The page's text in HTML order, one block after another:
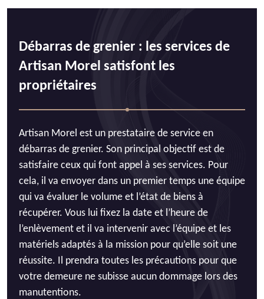
Débarras de grenier : les services de
Artisan Morel satisfont les
propriétaires
Artisan Morel est un prestataire de service en
débarras de grenier. Son principal objectif est de
satisfaire ceux qui font appel à ses services. Pour
cela, il va envoyer dans un premier temps une équipe
qui va évaluer le volume et l’état de biens à
récupérer. Vous lui fixez la date et l’heure de
l’enlèvement et il va intervenir avec l’équipe et les
matériels adaptés à la mission pour qu’elle soit une
réussite. Il prendra toutes les précautions pour que
votre demeure ne subisse aucun dommage lors des
manutentions.